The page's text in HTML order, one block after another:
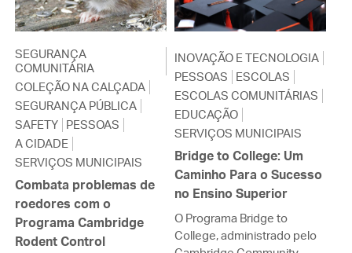
SEGURANÇA
COMUNITÁRIA
COLEÇÃO NA CALÇADA
SEGURANÇA PÚBLICA
SAFETY PESSOAS
A CIDADE
SERVIÇOS MUNICIPAIS
Combata problemas de
roedores com o
Programa Cambridge
Rodent Control
INOVAÇÃO E TECNOLOGIA
PESSOAS
ESCOLAS
ESCOLAS COMUNITÁRIAS
EDUCAÇÃO
SERVIÇOS MUNICIPAIS
Bridge to College: Um
Caminho Para o Sucesso
no Ensino Superior
O Programa Bridge to
College, administrado pelo